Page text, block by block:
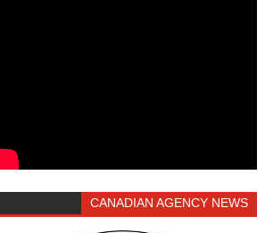
CANADIAN AGENCY NEWS